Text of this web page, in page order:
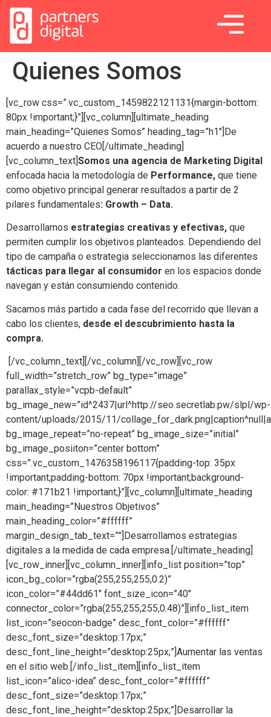
Quienes Somos
[vc_row css=”.vc_custom_1459822121131{margin-bottom:
80px !important;}”][vc_column][ultimate_heading
main_heading=”Quienes Somos” heading_tag=”h1″]De
acuerdo a nuestro CEO[/ultimate_heading]
[vc_column_text]Somos una agencia de Marketing Digital
enfocada hacia la metodología de Performance, que tiene
como objetivo principal generar resultados a partir de 2
pilares fundamentales: Growth – Data.
Desarrollamos estrategias creativas y efectivas, que
permiten cumplir los objetivos planteados. Dependiendo del
tipo de campaña o estrategia seleccionamos las diferentes
tácticas para llegar al consumidor en los espacios donde
navegan y están consumiendo contenido.
Sacamos más partido a cada fase del recorrido que llevan a
cabo los clientes, desde el descubrimiento hasta la
compra.
[/vc_column_text][/vc_column][/vc_row][vc_row
full_width=”stretch_row” bg_type=”image”
parallax_style=”vcpb-default”
bg_image_new=”id^2437|url^http://seo.secretlab.pw/slpl/wp-
content/uploads/2015/11/
bg_image_repeat=”no-repeat” bg_image_size=”initial”
bg_image_posiiton=”center bottom”
css=”.vc_custom_1476358196117{padding-top: 35px
!important;padding-bottom: 70px !important;background-
color: #171b21 !important;}”][vc_column][ultimate_heading
main_heading=”Nuestros Objetivos”
main_heading_color=”#ffffff”
margin_design_tab_text=””]Desarrollamos estrategias
digitales a la medida de cada empresa.[/ultimate_heading]
[vc_row_inner][vc_column_inner][info_list position=”top”
icon_bg_color=”rgba(255,255,255,0.2)”
icon_color=”#44dd61″ font_size_icon=”40″
connector_color=”rgba(255,255,255,0.48)”][info_list_item
list_icon=”seocon-badge” desc_font_color=”#ffffff”
desc_font_size=”desktop:17px;”
desc_font_line_height=”desktop:25px;”]Aumentar las ventas
en el sitio web.[/info_list_item][info_list_item
list_icon=”alico-idea” desc_font_color=”#ffffff”
desc_font_size=”desktop:17px;”
desc_font_line_height=”desktop:25px;”]Desarrollar la